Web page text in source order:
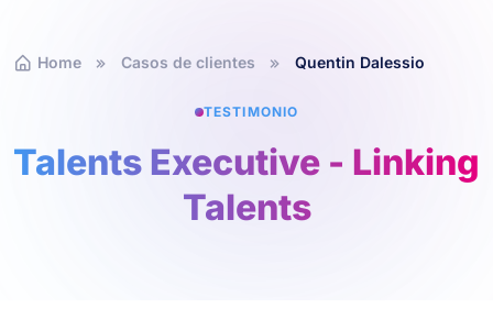
Home Casos de clientes Quentin Dalessio
TESTIMONIO
Talents Executive - Linking
Talents